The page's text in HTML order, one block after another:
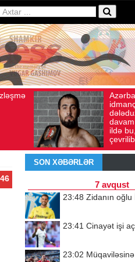
Azərbaycan
idmançılarının
dələduzluq əməlləri
davam edir. Son 5
ildə bu, ənənəyə
çevrilib…
Baxış sayı: 136 İyul
SON XƏBƏRLƏR
7 avqust
23:48 Zidanın
23:41 Cinayət işi
23:02